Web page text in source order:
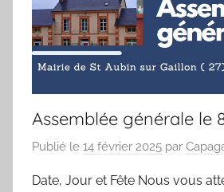
Assemblée générale le
Publié le 14 février 2025 par
Date, Jour et Fête Nous vous